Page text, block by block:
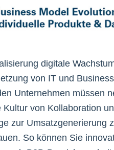
digitale
von IT und
Unternehmen müssen
von Kollaboration
zur Umsatzgenerierung
So können Sie